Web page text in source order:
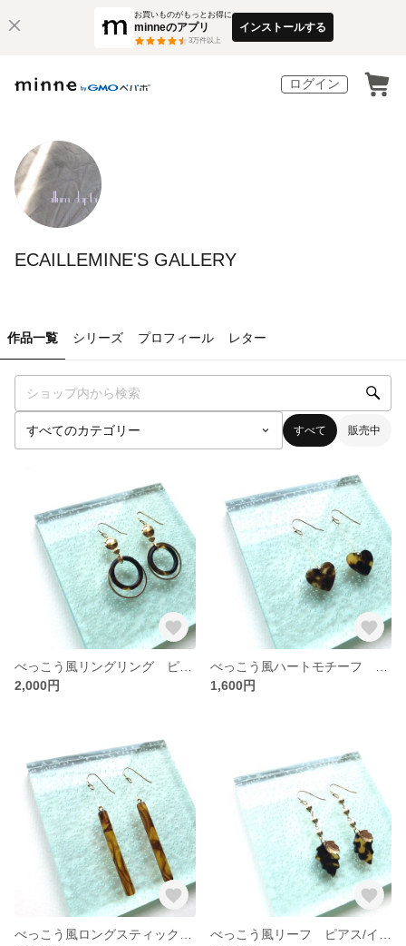
お買いものがもっとお得に
minneのアプリ
3万件以上
インストールする
ログイン
ECAILLEMINE'S GALLERY
作品一覧 シリーズ プロフィール レター
すべて 販売中
2,000円
1,600円